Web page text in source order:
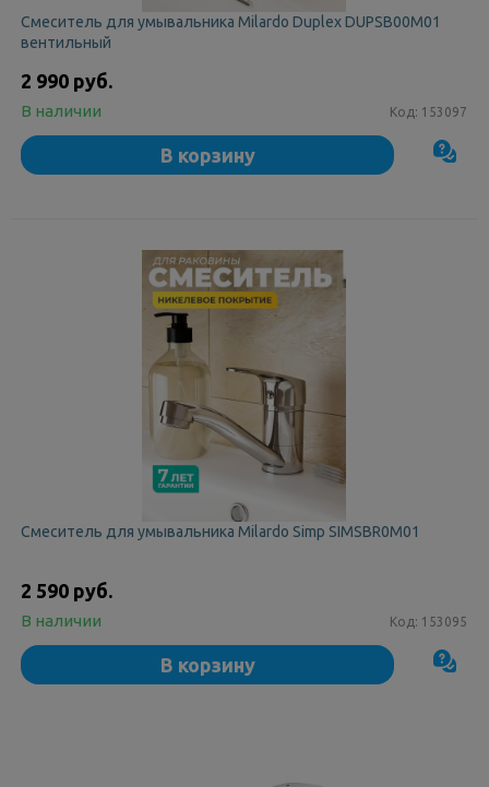
Смеситель для умывальника Milardo Duplex DUPSB00M01
вентильный
2 990 руб.
В наличии Код: 153097
В корзину
Смеситель для умывальника Milardo Simp SIMSBR0M01
2 590 руб.
В наличии Код: 153095
В корзину